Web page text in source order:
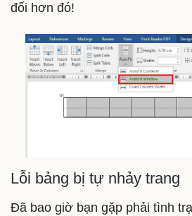
đối hơn đó!
Lỗi bảng bị tự nhảy trang
Đã bao giờ bạn gặp phải tình